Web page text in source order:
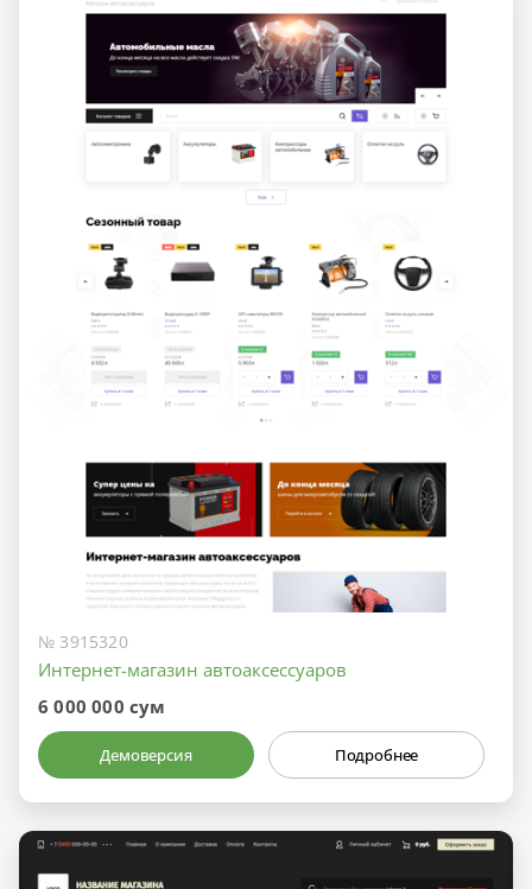
№ 3915320
Интернет-магазин автоаксессуаров
6 000 000 сум
Демоверсия Подробнее